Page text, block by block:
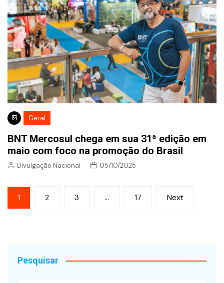
Geral
BNT Mercosul chega em sua 31ª edição em
maio com foco na promoção do Brasil
Divulgação Nacional 05/10/2025
Paginação
de
1 2 3 … 17 Next
Pesquisar